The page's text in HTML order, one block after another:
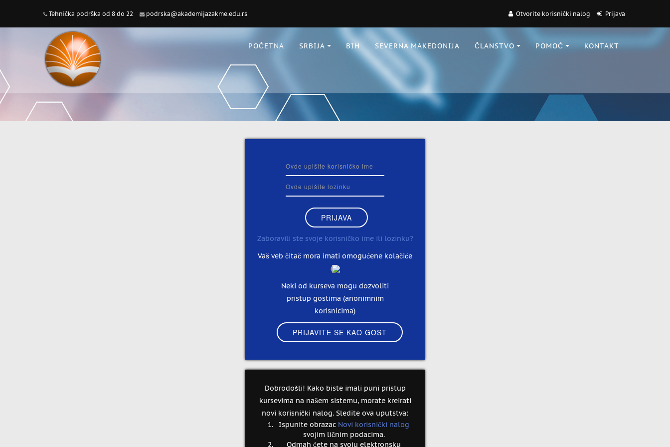
Tehnička podrška od 8 do 22 podrska@akademijazakme.edu.rs Otvorite korisnički nalog Prijava
POČETNA SRBIJA BIH SEVERNA MAKEDONIJA ČLANSTVO POMOĆ KONTAKT
Zaboravili ste svoje korisničko ime ili lozinku?
Vaš veb čitač mora imati omogućene kolačiće
Neki od kurseva mogu dozvoliti
pristup gostima (anonimnim
korisnicima)
Dobrodošli! Kako biste imali puni pristup
kursevima na našem sistemu, morate kreirati
novi korisnički nalog. Sledite ova uputstva:
Ispunite obrazac Novi korisnički nalog
svojim ličnim podacima.
Odmah ćete na svoju elektronsku